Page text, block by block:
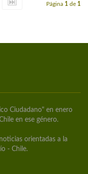
Página 1 de 1
Ciudadano" en enero
en ese género.
orientadas a la
- Chile.